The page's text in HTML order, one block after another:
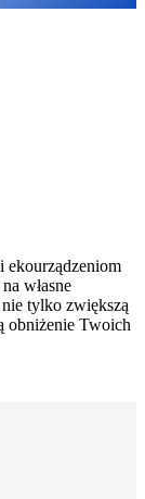
Ci w jednym: w
– możesz to
Pamiętaj, że
ekourządzeniom
własne
tylko zwiększą
obniżenie Twoich
Akademii
wydarzeń
spełniać
którzy